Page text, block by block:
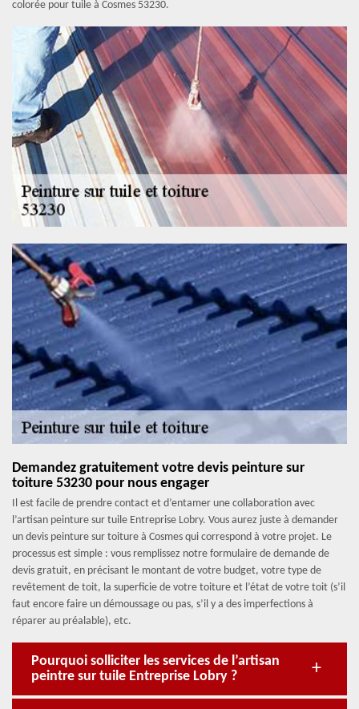
colorée pour tuile à Cosmes 53230.
Demandez gratuitement votre devis peinture sur
toiture 53230 pour nous engager
Il est facile de prendre contact et d’entamer une collaboration avec
l’artisan peinture sur tuile Entreprise Lobry. Vous aurez juste à demander
un devis peinture sur toiture à Cosmes qui correspond à votre projet. Le
processus est simple : vous remplissez notre formulaire de demande de
devis gratuit, en précisant le montant de votre budget, votre type de
revêtement de toit, la superficie de votre toiture et l’état de votre toit (s’il
faut encore faire un démoussage ou pas, s’il y a des imperfections à
réparer au préalable), etc.
Pourquoi solliciter les services de l’artisan
peintre sur tuile Entreprise Lobry ?